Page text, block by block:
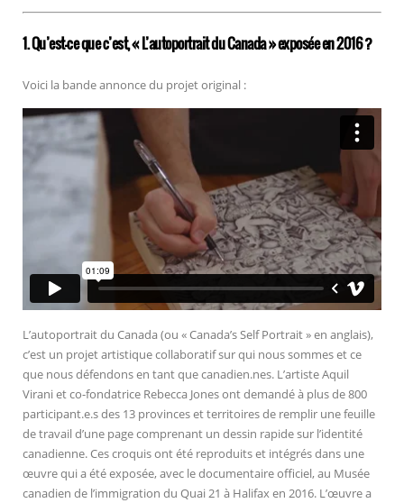
1. Qu’est-ce que c’est, « L’autoportrait du Canada » exposée en 2016 ?
Voici la bande annonce du projet original :
L’autoportrait du Canada (ou « Canada’s Self Portrait » en anglais),
c’est un projet artistique collaboratif sur qui nous sommes et ce
que nous défendons en tant que canadien.nes. L’artiste Aquil
Virani et co-fondatrice Rebecca Jones ont demandé à plus de 800
participant.e.s des 13 provinces et territoires de remplir une feuille
de travail d’une page comprenant un dessin rapide sur l’identité
canadienne. Ces croquis ont été reproduits et intégrés dans une
œuvre qui a été exposée, avec le documentaire officiel, au Musée
canadien de l’immigration du Quai 21 à Halifax en 2016. L’œuvre a